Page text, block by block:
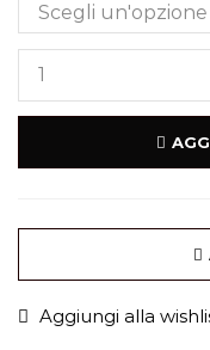
Aggiungi alla